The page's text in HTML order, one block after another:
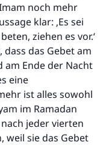
noch mehr
klar: ‚Es sei
ziehen es vor.‘
das Gebet am
am Ende der Nacht
eine
ist alles sowohl
im Ramadan
jeder vierten
weil sie das Gebet